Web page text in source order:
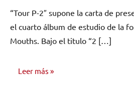
comentarios
“Tour P-2″ supone la carta de
el cuarto álbum de estudio de la
Mouths. Bajo el titulo “2 […]
Leer más